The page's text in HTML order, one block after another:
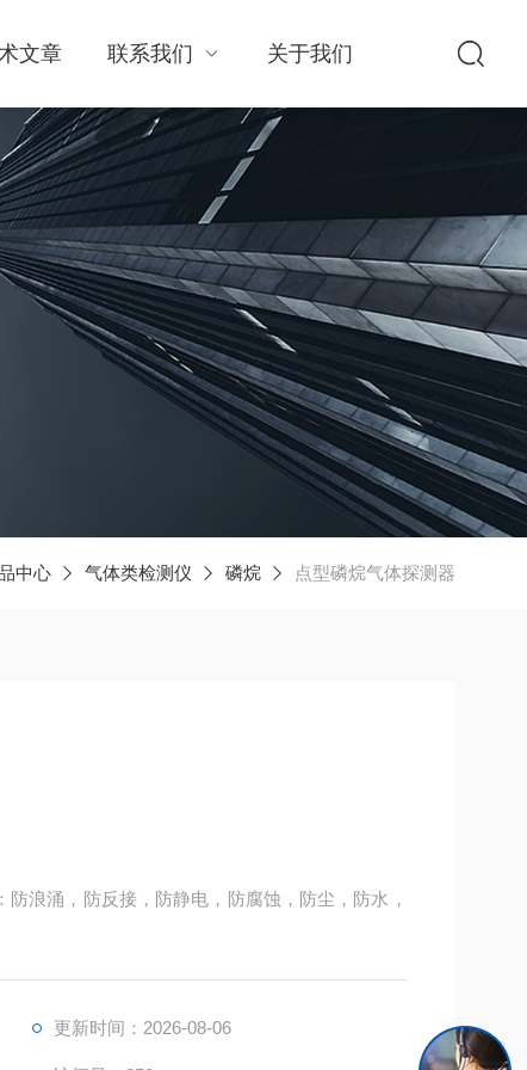
文章 联系我们 关于我们
中心 气体类检测仪 磷烷 点型磷烷气体探测器
浪涌，防反接，防静电，防腐蚀，防尘，防水，
更新时间：2026-08-06